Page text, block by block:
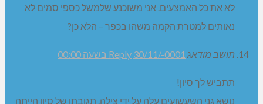
לא את כל האמצעים. אני משוכנע שלמשל כספי סמים לא
נאותים למטרת הקמה משהו בכפר – הלא כן?
תושב מודאג Reply 30/11/-0001 בשעה 00:00
תתביש לך סיון!
נושא גני השעשועים עלה על ידי צילה. תגובתו של סיון הייתה